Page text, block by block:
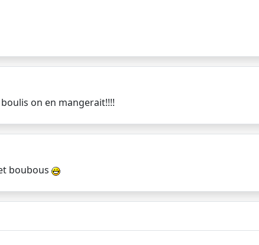
on en mangerait!!!!
boubous